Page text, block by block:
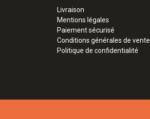
Livraison
Mentions légales
Paiement sécurisé
Conditions générales de vente
Politique de confidentialité